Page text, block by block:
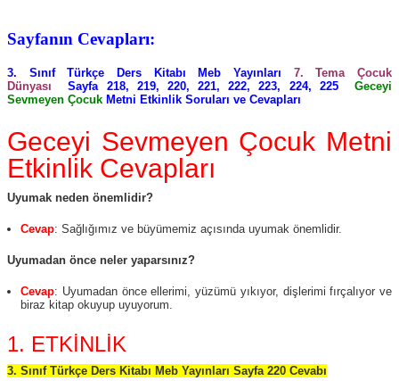
Sayfanın Cevapları:
3. Sınıf Türkçe Ders Kitabı Meb Yayınları 7. Tema Çocuk
Dünyası
Sayfa 218, 219, 220, 221, 222, 223, 224, 225Geceyi
Sevmeyen Çocuk Metni Etkinlik Soruları ve Cevapları
Geceyi Sevmeyen Çocuk Metni
Etkinlik Cevapları
Uyumak neden önemlidir?
Cevap: Sağlığımız ve büyümemiz açısında uyumak önemlidir.
Uyumadan önce neler yaparsınız?
Cevap: Uyumadan önce ellerimi, yüzümü yıkıyor, dişlerimi fırçalıyor ve
biraz kitap okuyup uyuyorum.
1. ETKİNLİK
3. Sınıf Türkçe Ders Kitabı Meb Yayınları Sayfa 220 Cevabı